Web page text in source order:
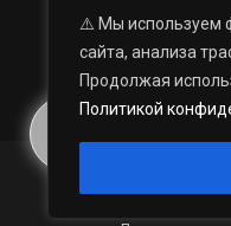
⚠️ Мы используем
сайта, анализа
Продолжая
Политикой
учреждение
© 2012 — 2026.